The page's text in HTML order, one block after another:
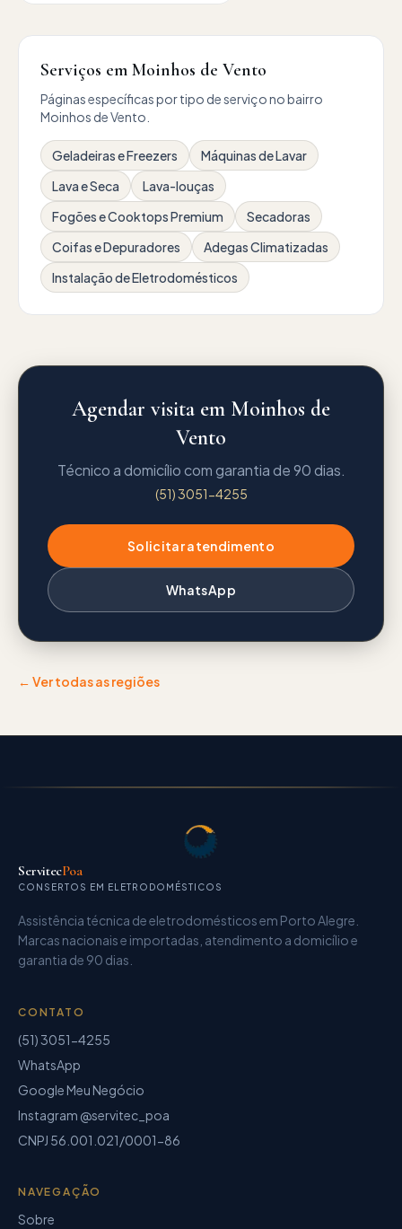
Serviços em Moinhos de Vento
Páginas específicas por tipo de serviço no bairro
Moinhos de Vento
Geladeiras e Freezers
Máquinas de Lavar
Lava e Seca
Lava-louças
Fogões e Cooktops Premium
Secadoras
Coifas e Depuradores
Adegas Climatizadas
Instalação de Eletrodomésticos
Agendar visita em Moinhos de
Vento
Técnico a domicílio com garantia de 90 dias.
(51) 3051-4255
Solicitar atendimento
WhatsApp
← Ver todas as regiões
ServitecPoa
CONSERTOS EM ELETRODOMÉSTICOS
Assistência técnica de eletrodomésticosem Porto Alegre.
Marcas nacionais e importadas, atendimento a domicílio e
garantia de 90 dias
CONTATO
(51) 3051-4255
WhatsApp
Google Meu Negócio
Instagram @servitec_poa
CNPJ 56.001.021/0001-86
NAVEGAÇÃO
Sobre